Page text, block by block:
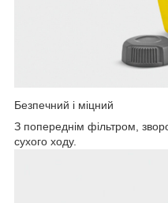
Безпечний і міцний
З попереднім фільтром,
сухого ходу.